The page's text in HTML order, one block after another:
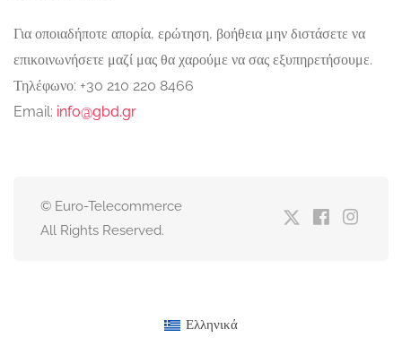
Για οποιαδήποτε απορία, ερώτηση, βοήθεια μην διστάσετε να
επικοινωνήσετε μαζί μας θα χαρούμε να σας εξυπηρετήσουμε.
Τηλέφωνο: +30 210 220 8466
Email: info@gbd.gr
© Euro-Telecommerce
All Rights Reserved.
Ελληνικά